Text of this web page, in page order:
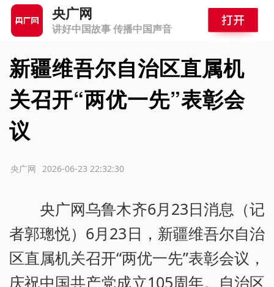
央广网
讲好中国故事 传播中国声音
新疆维吾尔自治区直属机
关召开“两优一先”表彰会
议
2026-06-23 22:32:30
央广网
央广网乌鲁木齐6月23日消息（记
者郭璁悦）6月23日，新疆维吾尔自治
区直属机关召开“两优一先”表彰会议，
庆祝中国共产党成立105周年。自治区